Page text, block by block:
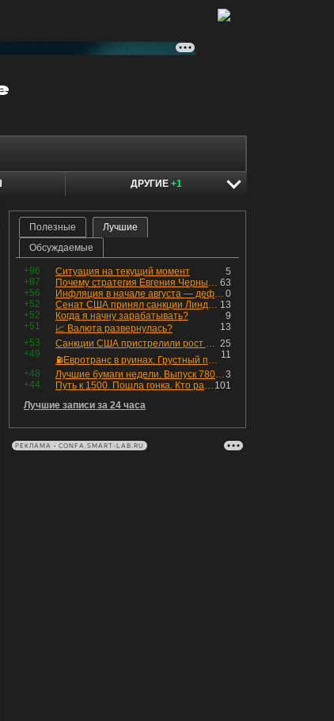
ДРУГИЕ +1
Полезные
Лучшие
Обсуждаемые
+96 5
Ситуация на текущий момент
+87
63
Почему стратегия Евгения Черных приведет вас к убыткам в 2026 году
+56
0
Инфляция в начале августа — дефляция из-за топлива и плодоовощной корзины, но услуги продолжают дорожать, а рубль начал ослабевать.
+52
13
Сенат США принял санкции Линдси Грэма против России
+52
9
Когда я начну зарабатывать?
+51
13
📈 Валюта развернулась?
+53
25
Санкции США пристрелили рост акций в России
+49
11
⛽️Евротранс в руинах. Грустный пост😶😞 Что изменилось в облигациях?
+48
3
Лучшие бумаги недели. Выпуск 780 – обновления для пятницы
+44
101
Путь к 1500. Пошла гонка. Кто раньше продаст.
Лучшие записи за 24 часа
РЕКЛАМА • CONFA.SMART-LAB.RU